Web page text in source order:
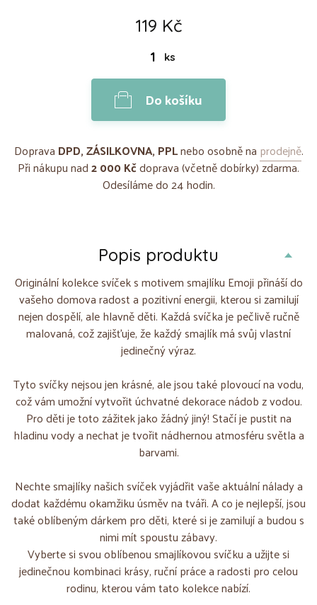
119 Kč
ks
Do košíku
Doprava DPD, ZÁSILKOVNA, PPLnebo osobně na prodejně.
Při nákupu nad2 000 Kčdoprava (včetně dobírky) zdarma.
Odesíláme do 24 hodin.
Popis produktu
Originální kolekce svíček s motivem smajlíku Emoji přináší do
vašeho domova radost a pozitivní energii, kterou si zamilují
nejen dospělí, ale hlavně děti. Každá svíčka je pečlivě ručně
malovaná, což zajišťuje, že každý smajlík má svůj vlastní
jedinečný výraz.
Tyto svíčky nejsou jen krásné, ale jsou také plovoucí na vodu,
což vám umožní vytvořit úchvatné dekorace nádob z vodou.
Pro děti je toto zážitek jako žádný jiný! Stačí je pustit na
hladinu vody a nechat je tvořit nádhernou atmosféru světla a
barvami.
Nechte smajlíky našich svíček vyjádřit vaše aktuální nálady a
dodat každému okamžiku úsměv na tváři. A co je nejlepší, jsou
také oblíbeným dárkem pro děti, které si je zamilují a budou s
nimi mít spoustu zábavy.
Vyberte si svou oblíbenou smajlíkovou svíčku a užijte si
jedinečnou kombinaci krásy, ruční práce a radosti pro celou
rodinu, kterou vám tato kolekce nabízí.